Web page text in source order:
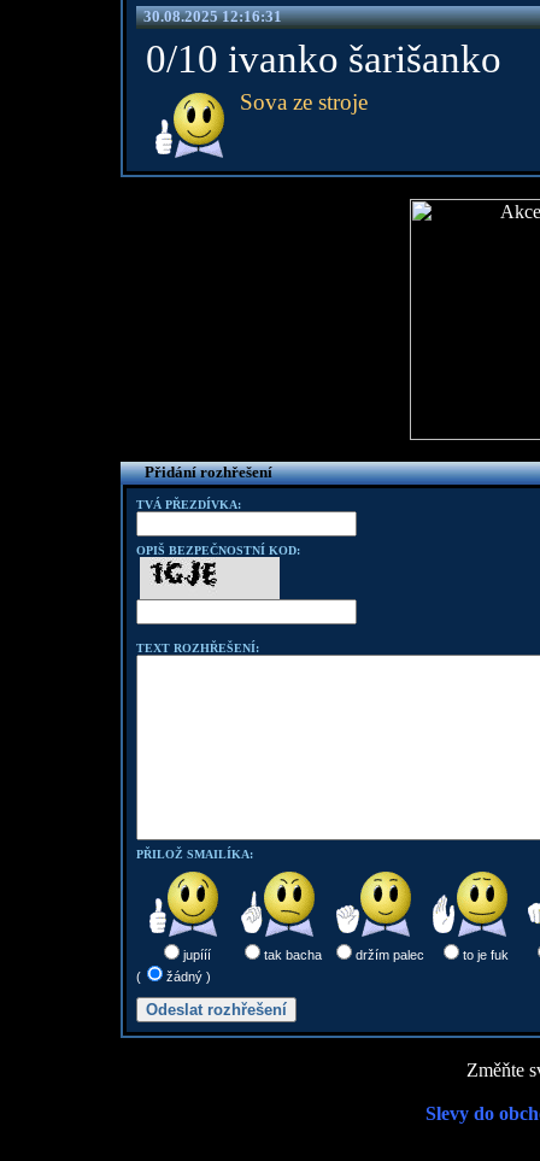
30.08.2025 12:16:31
0/10 ivanko šarišanko
Sova ze stroje
Přidání rozhřešení
TVÁ PŘEZDÍVKA:
OPIŠ BEZPEČNOSTNÍ KOD:
TEXT ROZHŘEŠENÍ:
PŘILOŽ SMAILÍKA:
jupííí tak bacha držím palec
to je fuk
(
žádný )
Změňte
Slevy do